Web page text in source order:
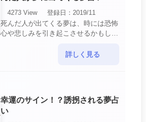
4273 View
登録日：2019/11
死んだ人が出てくる夢は、時には恐怖
心や悲しみを引き起こさせるかもしれ
意して欲しいメッセージや警告を伝え
詳しく見る
幸運のサイン！？誘拐される夢占
い